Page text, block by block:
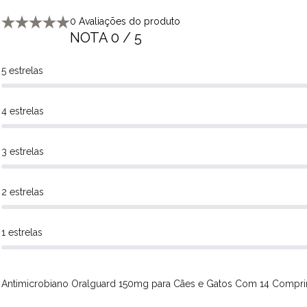
0 Avaliações do produto
NOTA 0 / 5
5 estrelas
4 estrelas
3 estrelas
2 estrelas
1 estrelas
Antimicrobiano Oralguard 150mg para Cães e Gatos Com 14